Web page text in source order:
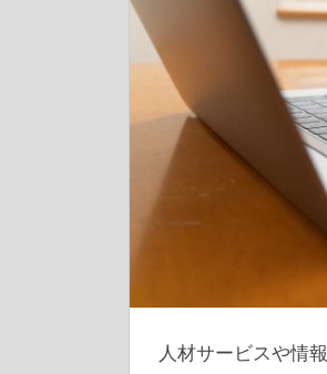
人材サービスや情